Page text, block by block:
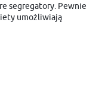
segregatory. Pewnie
umożliwiają